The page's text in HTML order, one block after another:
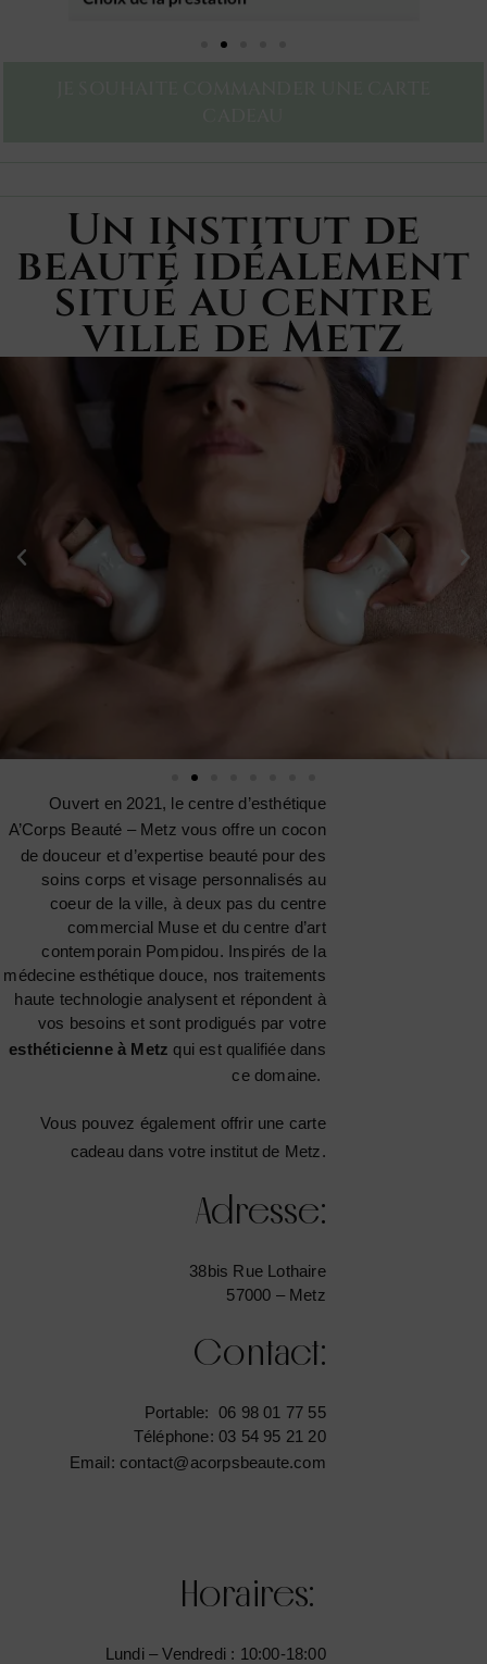
Un institut de
beauté idéalement
situé au centre
ville de Metz
Ouvert en 2021, le centre d’esthétique
A’Corps Beauté – Metz vous offre un cocon
de douceur et d’expertise beauté pour des
soins corps et visage personnalisés au
coeur de la ville, à deux pas du centre
commercial Muse et du centre d’art
contemporain Pompidou. Inspirés de la
médecine esthétique douce, nos traitements
haute technologie analysent et répondent à
vos besoins et sont prodigués par votre
esthéticienne à Metz qui est qualifiée dans
ce domaine.
Vous pouvez également offrir une carte
cadeau dans votre institut de Metz.
Adresse:
38bis Rue Lothaire
57000 – Metz
Contact:
Portable: 06 98 01 77 55
Téléphone: 03 54 95 21 20
Email: contact@acorpsbeaute.com
Horaires:
Lundi – Vendredi : 10:00-18:00